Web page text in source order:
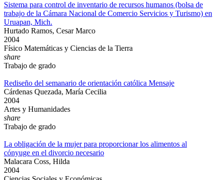
Sistema para control de inventario de recursos humanos (bolsa de
trabajo de la Cámara Nacional de Comercio Servicios y Turismo) en
Uruapan, Mich.
Hurtado Ramos, Cesar Marco
2004
Físico Matemáticas y Ciencias de la Tierra
share
Trabajo de grado
Rediseño del semanario de orientación católica Mensaje
Cárdenas Quezada, María Cecilia
2004
Artes y Humanidades
share
Trabajo de grado
La obligación de la mujer para proporcionar los alimentos al
cónyuge en el divorcio necesario
Malacara Coss, Hilda
2004